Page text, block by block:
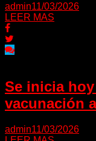
admin11/03/2026
LEER MAS
Se inicia
vacunación
admin11/03/2026